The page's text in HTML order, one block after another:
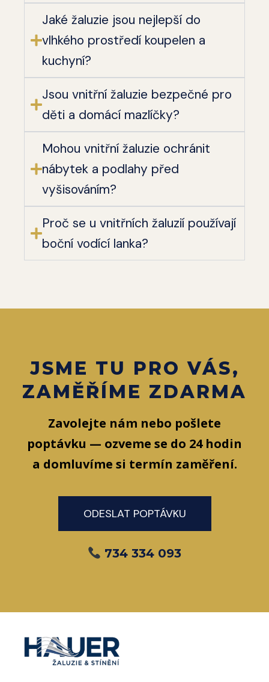
Jaké žaluzie jsou nejlepší do
vlhkého prostředí koupelen a
kuchyní?
Jsou vnitřní žaluzie bezpečné pro
děti a domácí mazlíčky?
Mohou vnitřní žaluzie ochránit
nábytek a podlahy před
vyšisováním?
Proč se u vnitřních žaluzií používají
boční vodící lanka?
JSME TU PRO VÁS,
ZAMĚŘÍME ZDARMA
Zavolejte nám nebo pošlete
poptávku — ozveme se do 24 hodin
a domluvíme si termín zaměření.
ODESLAT POPTÁVKU
734 334 093